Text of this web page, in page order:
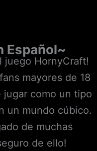
Español~
juego HornyCraft!
mayores de 18
jugar como un tipo
un mundo cúbico.
de muchas
de ello!